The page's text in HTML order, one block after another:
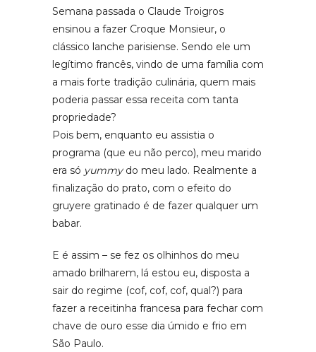
Semana passada o Claude Troigros
ensinou a fazer Croque Monsieur, o
clássico lanche parisiense. Sendo ele um
legítimo francês, vindo de uma família com
a mais forte tradição culinária, quem mais
poderia passar essa receita com tanta
propriedade?
Pois bem, enquanto eu assistia o
programa (que eu não perco), meu marido
era só yummydo meu lado. Realmente a
finalização do prato, com o efeito do
gruyere gratinado é de fazer qualquer um
babar.
E é assim – se fez os olhinhos do meu
amado brilharem, lá estou eu, disposta a
sair do regime (cof, cof, cof, qual?) para
fazer a receitinha francesa para fechar com
chave de ouro esse dia úmido e frio em
São Paulo.